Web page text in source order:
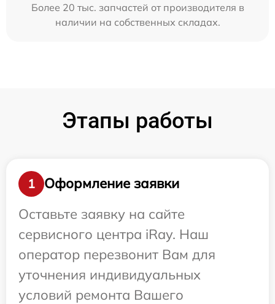
Более 20 тыс. запчастей от производителя в
наличии на собственных складах.
Этапы работы
1
Оформление заявки
Оставьте заявку на сайте
сервисного центра iRay. Наш
оператор перезвонит Вам для
уточнения индивидуальных
условий ремонта Вашего